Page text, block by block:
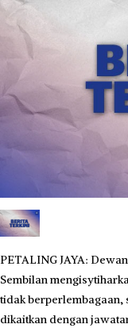
PETALING JAYA:
Sembilan
tidak berperlembagaan,
dikaitkan dengan